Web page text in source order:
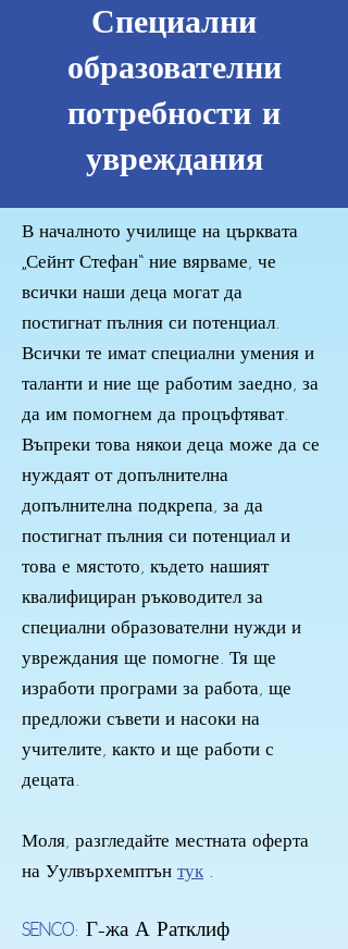
Специални
образователни
потребности и
увреждания
В началното училище на църквата
„Сейнт Стефан“ ние вярваме, че
всички наши деца могат да
постигнат пълния си потенциал.
Всички те имат специални умения и
таланти и ние ще работим заедно, за
да им помогнем да процъфтяват.
Въпреки това някои деца може да се
нуждаят от допълнителна
допълнителна подкрепа, за да
постигнат пълния си потенциал и
това е мястото, където нашият
квалифициран ръководител за
специални образователни нужди и
увреждания ще помогне. Тя ще
изработи програми за работа, ще
предложи съвети и насоки на
учителите, както и ще работи с
децата.
Моля, разгледайте местната оферта
на Уулвърхемптън тук .
SENCO: Г-жа А Ратклиф